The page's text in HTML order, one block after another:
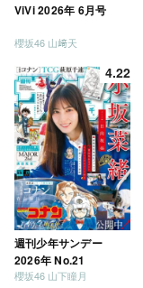
ViVi 2026年 6月号
櫻坂46 山﨑天
4.22
週刊少年サンデー
2026年 No.21
櫻坂46 山下瞳月